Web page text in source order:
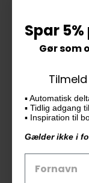
Spar
Gør som
▪️ Automatisk
▪️ Tidlig adgang
▪️ Inspiration til
Gælder ikke i